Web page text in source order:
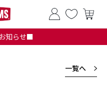
知らせ■
一覧へ